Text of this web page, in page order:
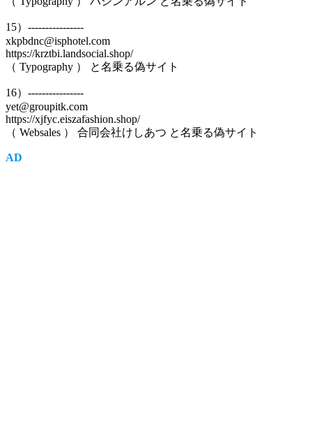
15）----------------
xkpbdnc@isphotel.com
https://krztbi.landsocial.shop/
（ Typography ） と名乗る偽サイト
16）----------------
yet@groupitk.com
https://xjfyc.eiszafashion.shop/
（ Websales ） 合同会社けしあつ と名乗る偽サイト
AD